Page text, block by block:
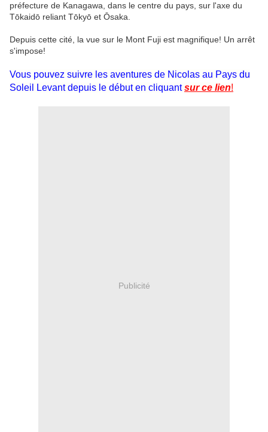
préfecture de Kanagawa, dans le centre du pays, sur l'axe du
Tōkaidō reliant Tōkyō et Ōsaka.
Depuis cette cité, la vue sur le Mont Fuji est magnifique! Un arrêt
s'impose!
Vous pouvez suivre les aventures de Nicolas au Pays du
Soleil Levant depuis le début en cliquant sur ce lien!
Publicité